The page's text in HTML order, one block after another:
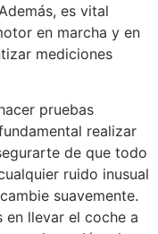
es vital
en marcha y en
mediciones
pruebas
realizar
de que todo
ruido inusual
suavemente.
en llevar el coche a